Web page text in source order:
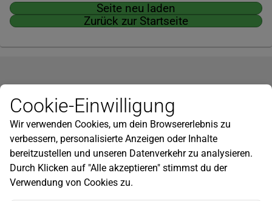
Seite neu laden
Zurück zur Startseite
Newsletter
Infos zu neuen Produkten, Gartentipps und mehr findest du in
unserem Newsletter!
Jetzt anmelden
Hilfe
Cookie-Einwilligung
Wir verwenden Cookies, um dein Browsererlebnis zu
verbessern, personalisierte Anzeigen oder Inhalte
bereitzustellen und unseren Datenverkehr zu analysieren.
Durch Klicken auf "Alle akzeptieren" stimmst du der
Verwendung von Cookies zu.